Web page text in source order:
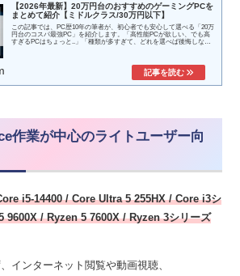
【2026年最新】20万円台のおすすめのゲーミングPCを
まとめて紹介【ミドルクラス/30万円以下】
この記事では、PC歴10年の筆者が、初心者でも安心して選べる「20万
円台のコスパ最強PC」を紹介します。「高性能PCが欲しい、でも高
すぎるPCはちょっと..」「種類が多すぎて、どれを選べば後悔しない
作業が中心のライトユーザー向
i5-14400 /Core Ultra 5 255HX /Core i3シ
9600X /Ryzen 5 7600X /Ryzen 3シリーズ
インターネット閲覧や動画視聴、